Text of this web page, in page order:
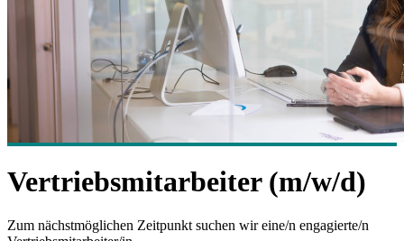
Vertriebsmitarbeiter (m/w/d)
Zum nächstmöglichen Zeitpunkt suchen wir eine/n engagierte/n